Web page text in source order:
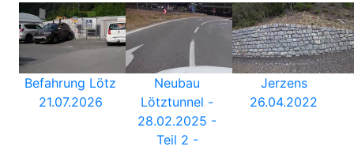
Befahrung Lötz
21.07.2026
Neubau
Lötztunnel -
28.02.2025 -
Teil 2 -
Jerzens
26.04.2022